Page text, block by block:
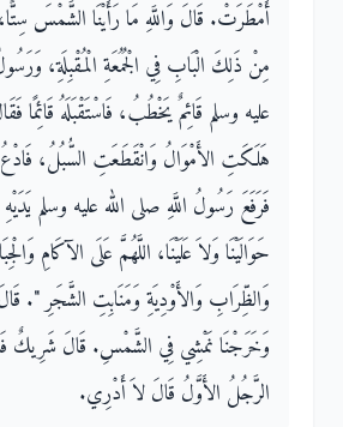
أَمْطَرَتْ‏.‏ قَالَ وَاللَّهِ مَا رَأَيْنَا الشَّمْسَ
مِنْ ذَلِكَ الْبَابِ فِي الْجُمُعَةِ الْمُقْبِلَةِ،
عليه وسلم قَائِمٌ يَخْطُبُ، فَاسْتَقْبَلَهُ قَائِمًا
هَلَكَتِ الأَمْوَالُ وَانْقَطَعَتِ السُّبُلُ، فَادْعُ
فَرَفَعَ رَسُولُ اللَّهِ صلى الله عليه وسلم
حَوَالَيْنَا وَلاَ عَلَيْنَا، اللَّهُمَّ عَلَى الآكَامِ
وَالظِّرَابِ وَالأَوْدِيَةِ وَمَنَابِتِ الشَّجَرِ ‏"‏‏.‏
وَخَرَجْنَا نَمْشِي فِي الشَّمْسِ‏.‏ قَالَ شَرِيكٌ
الرَّجُلُ الأَوَّلُ قَالَ لاَ أَدْرِي‏.‏